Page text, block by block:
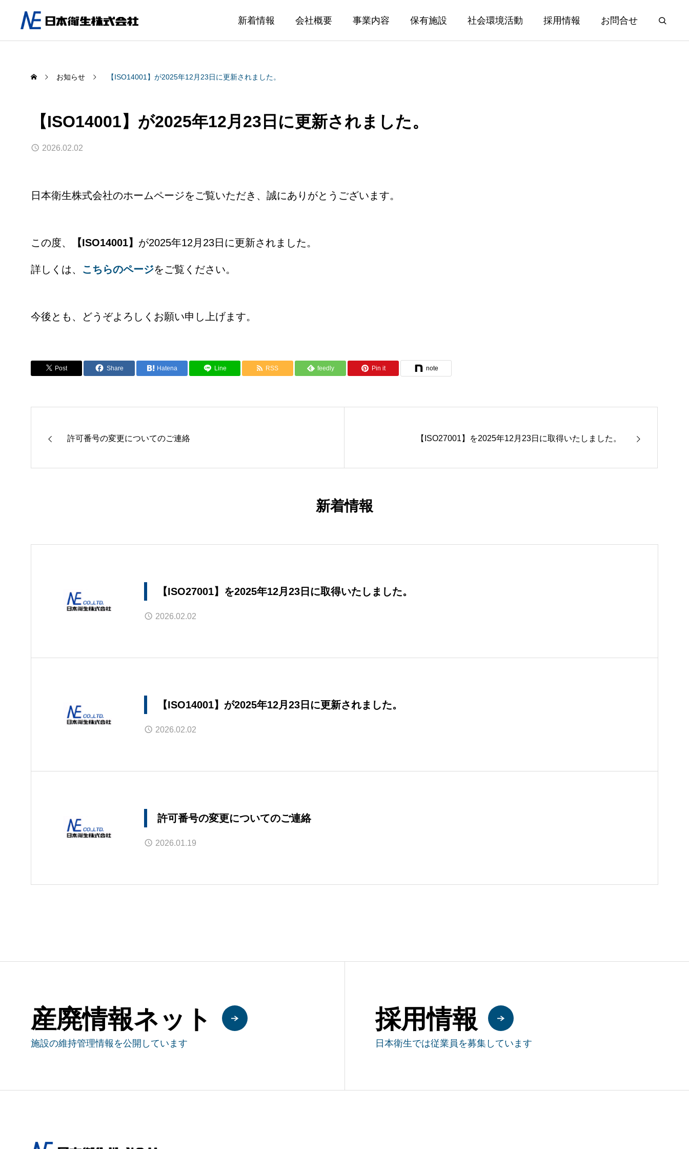
新着情報 会社概要 事業内容 保有施設 社会環境活動 採用情報 お問合せ
お知らせ 【ISO14001】が2025年12月23日に更新されました。
【ISO14001】が2025年12月23日に更新されました。
2026.02.02
日本衛生株式会社のホームページをご覧いただき、誠にありがとうございます。
この度、 【ISO14001】 が2025年12月23日に更新されました。
詳しくは、 こちらのページをご覧ください。
今後とも、どうぞよろしくお願い申し上げます。
Post Share Hatena Line RSS feedly Pin it note
許可番号の変更についてのご連絡 【ISO27001】を2025年12月23日に取得いたしました。
新着情報
【ISO27001】を2025年12月23日に取得いたしました。
2026.02.02
【ISO14001】が2025年12月23日に更新されました。
2026.02.02
許可番号の変更についてのご連絡
2026.01.19
産廃情報ネット
施設の維持管理情報を公開しています
採用情報
日本衛生では従業員を募集しています